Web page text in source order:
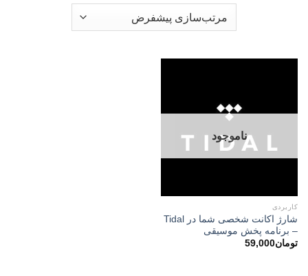
ناموجود
کاربردی
شارژ اکانت شخصی شما در Tidal
– برنامه پخش موسیقی
تومان59,000